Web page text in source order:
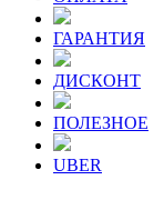
ГАРАНТИЯ
ДИСКОНТ
ПОЛЕЗНОЕ
UBER